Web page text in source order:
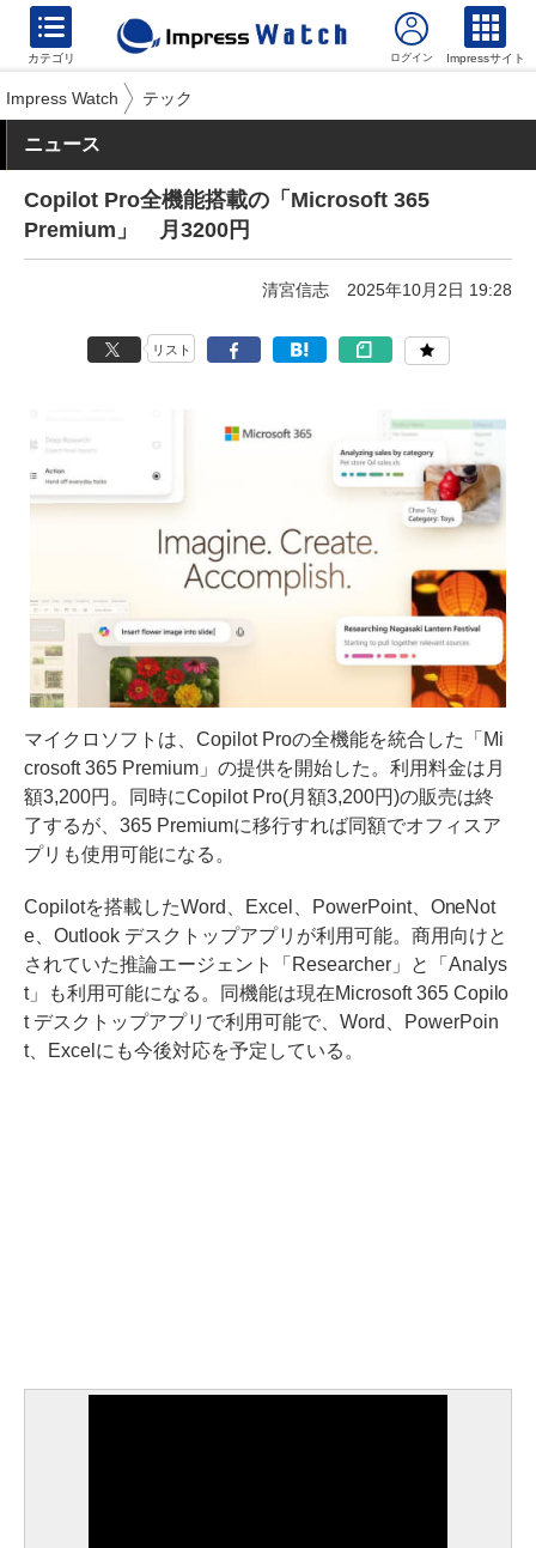
カテゴリ Impressサイト
Impress Watch テック
ニュース
Copilot Pro全機能搭載の「Microsoft 365
Premium」 月3200円
清宮信志 2025年10月2日 19:28
リスト
マイクロソフトは、Copilot Proの全機能を統合した「Mi
crosoft 365 Premium」の提供を開始した。利用料金は月
額3,200円。同時にCopilot Pro(月額3,200円)の販売は終
了するが、365 Premiumに移行すれば同額でオフィスア
プリも使用可能になる。
Copilotを搭載したWord、Excel、PowerPoint、OneNot
e、Outlook デスクトップアプリが利用可能。商用向けと
されていた推論エージェント「Researcher」と「Analys
t」も利用可能になる。同機能は現在Microsoft 365 Copilo
t デスクトップアプリで利用可能で、Word、PowerPoin
t、Excelにも今後対応を予定している。